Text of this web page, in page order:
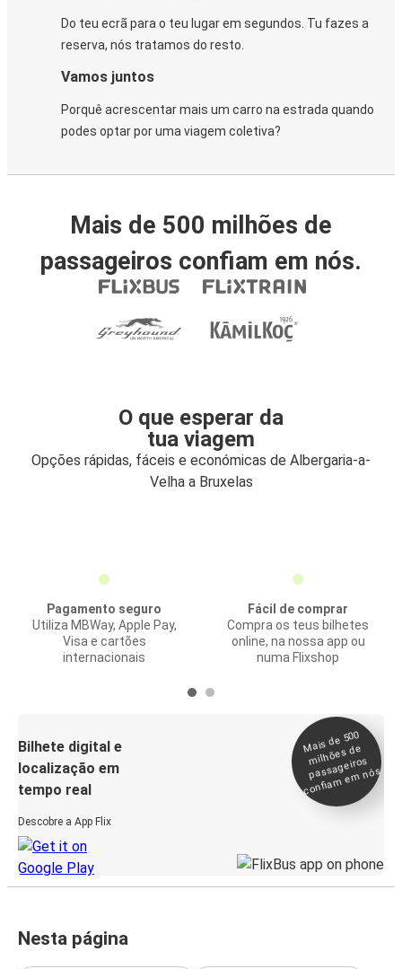
Do teu ecrã para o teu lugar em segundos. Tu fazes a
reserva, nós tratamos do resto.
Vamos juntos
Porquê acrescentar mais um carro na estrada quando
podes optar por uma viagem coletiva?
Mais de 500 milhões de
passageiros confiam em nós.
O que esperar da
tua viagem
Opções rápidas, fáceis e económicas de Albergaria-a-
Velha a Bruxelas
Pagamento seguro
Utiliza MBWay, Apple Pay,
Visa e cartões
internacionais
Fácil de comprar
Compra os teus bilhetes
online, na nossa app ou
numa Flixshop
Bilhete digital e
localização em
tempo real
Descobre a App Flix
Mais de 500
milhões de
passageiros
confia
m e
m nós
Nesta página